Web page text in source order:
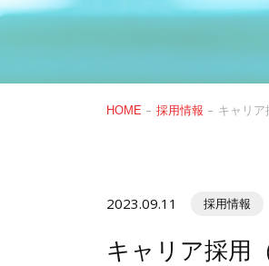
HOME 採用情報 キャリア
2023.09.11 採用情報
キャリア採用